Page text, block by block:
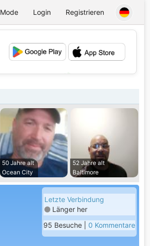
Mode Login Registrieren
50 Jahre alt
Ocean City
52 Jahre alt
Baltimore
Letzte Verbindung
Länger her
95 Besuche | 0 Kommentare